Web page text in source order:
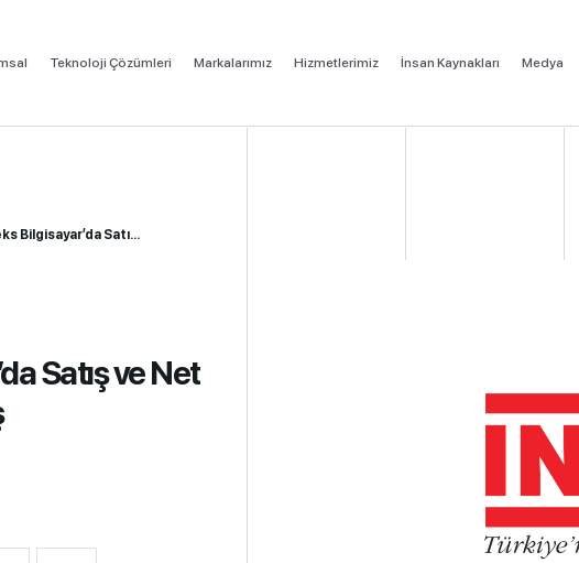
Teknoloji Çözümleri Markalarımız Hizmetlerimiz İnsan Kaynakları Medya
Bilgisayar’da Satı...
Satış ve Net